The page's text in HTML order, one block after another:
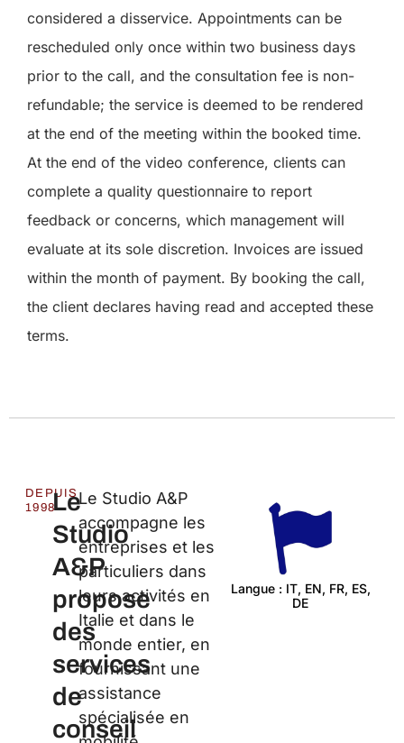
considered a disservice. Appointments can be
rescheduled only once within two business days
prior to the call, and the consultation fee is non-
refundable; the service is deemed to be rendered
at the end of the meeting within the booked time.
At the end of the video conference, clients can
complete a quality questionnaire to report
feedback or concerns, which management will
evaluate at its sole discretion. Invoices are issued
within the month of payment. By booking the call,
the client declares having read and accepted these
terms.
DEPUIS
1998Le
Studio
A&P
propose
des
services
de
conseil
Le Studio A&P
accompagne les
entreprises et les
particuliers dans
leurs activités en
Italie et dans le
monde entier, en
fournissant une
assistance
spécialisée en
Langue : IT, EN, FR, ES,
DE